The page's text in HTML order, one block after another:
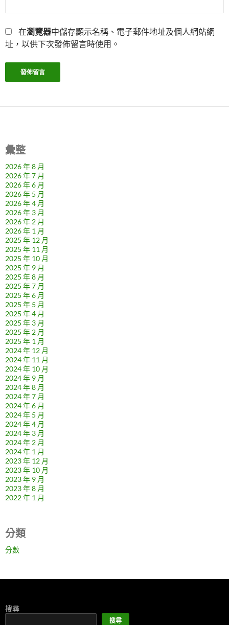
在瀏覽器中儲存顯示名稱、電子郵件地址及個人網站網
址，以供下次發佈留言時使用。
彙整
2026 年 8 月
2026 年 7 月
2026 年 6 月
2026 年 5 月
2026 年 4 月
2026 年 3 月
2026 年 2 月
2026 年 1 月
2025 年 12 月
2025 年 11 月
2025 年 10 月
2025 年 9 月
2025 年 8 月
2025 年 7 月
2025 年 6 月
2025 年 5 月
2025 年 4 月
2025 年 3 月
2025 年 2 月
2025 年 1 月
2024 年 12 月
2024 年 11 月
2024 年 10 月
2024 年 9 月
2024 年 8 月
2024 年 7 月
2024 年 6 月
2024 年 5 月
2024 年 4 月
2024 年 3 月
2024 年 2 月
2024 年 1 月
2023 年 12 月
2023 年 10 月
2023 年 9 月
2023 年 8 月
2022 年 1 月
分類
分數
搜尋
搜尋